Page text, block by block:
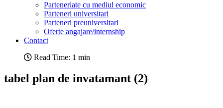
Parteneriate cu mediul economic
Parteneri universitari
Parteneri preuniversitari
Oferte angajare/internship
Contact
Read Time: 1 min
tabel plan de invatamant (2)